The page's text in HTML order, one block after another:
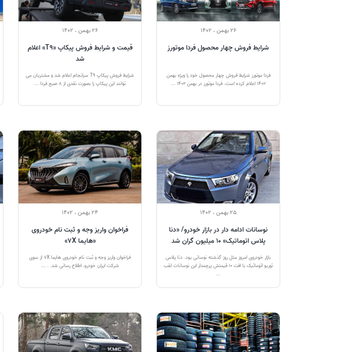
26 بهمن ، 1402
شرایط فروش چهار محصول فردا موتورز
فردا موتورز شرایط فروش چهار محصول خود را ویژه بهمن
۱۴۰۲ اعلام کرده است. فردا موتورز در بهمن ۱۴۰۲ ...
26 بهمن ، 1402
قیمت و شرایط فروش پیکاپ «T9» اعلام
شد
شرایط فروش پیکاپ T9 سرانجام اعلام شد و مشتریان می
توانند این پیکاپ را بصورت نقدی از ۸ صبح فردا ...
25 بهمن ، 1402
نوسانات ادامه دار در بازار خودرو/ «دنا
پلاس اتوماتیک» 10 میلیون گران شد
بازار خودروی امروز مثل روز گذشته نوسانی بود. دنا پلاس
توربو اتوماتیک با افت 10 قیمتش پرچمدار این نوسانات لقب
...
24 بهمن ، 1402
فراخوان واریز وجه و ثبت نام خودروی
«هایما ۷X»
فراخوان واریز وجه و ثبت نام خودروی هایما ۷X از سوی
شرکت ایران خودرو، اطلاع رسانی شد. . ...